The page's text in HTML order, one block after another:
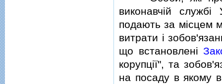
виконавчiй службi
подають за мiсцем
витрати i
що встановленi
корупцiї", та
на посаду в якому